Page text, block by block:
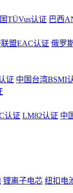
TÜVus认证 巴西
盟EAC认证 俄罗
证 中国台湾BSMI
认证 LM82认证 中
锂离子电芯 纽扣电